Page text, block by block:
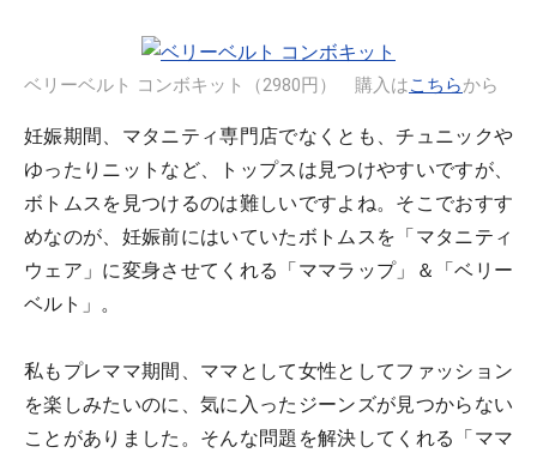
ベリーベルト コンボキット（2980円） 購入はこちらから
妊娠期間、マタニティ専門店でなくとも、チュニックや
ゆったりニットなど、トップスは見つけやすいですが、
ボトムスを見つけるのは難しいですよね。そこでおすす
めなのが、妊娠前にはいていたボトムスを「マタニティ
ウェア」に変身させてくれる「ママラップ」＆「ベリー
ベルト」。
私もプレママ期間、ママとして女性としてファッション
を楽しみたいのに、気に入ったジーンズが見つからない
ことがありました。そんな問題を解決してくれる「ママ